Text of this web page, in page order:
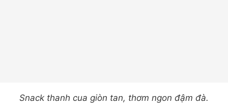
Snack thanh cua giòn tan, thơm ngon đậm đà.